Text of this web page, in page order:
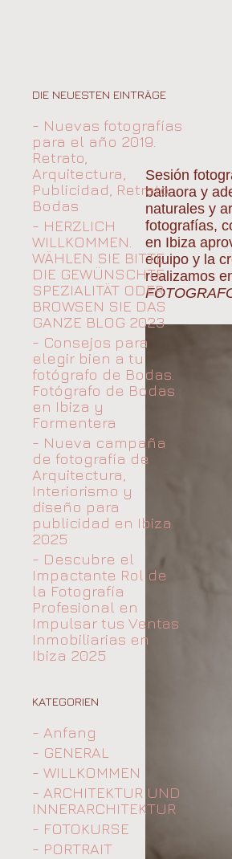
Sesión
bailaora y
naturales y
fotografías,
en Ibiza
equipo y la
realizamos
DIE NEUESTEN EINTRÄGE
- Nuevas fotografías
para el año 2019.
Retrato,
Arquitectura,
Publicidad, Retrato,
Bodas
- HERZLICH
WILLKOMMEN.
WÄHLEN SIE BITTE
DIE GEWÜNSCHTE
SPEZIALITÄT ODER
BROWSEN SIE DAS
GANZE BLOG 2023
- Consejos para
elegir bien a tu
fotógrafo de Bodas.
Fotógrafo de Bodas
en Ibiza y
Formentera
- Nueva campaña
de fotografía de
Arquitectura,
Interiorismo y
diseño para
publicidad en Ibiza
2025
- Descubre el
Impactante Rol de
la Fotografía
Profesional en
Impulsar tus Ventas
Inmobiliarias en
Ibiza 2025
KATEGORIEN
- Anfang
- GENERAL
- WILLKOMMEN
- ARCHITEKTUR UND
INNERARCHITEKTUR
- FOTOKURSE
- PORTRAIT